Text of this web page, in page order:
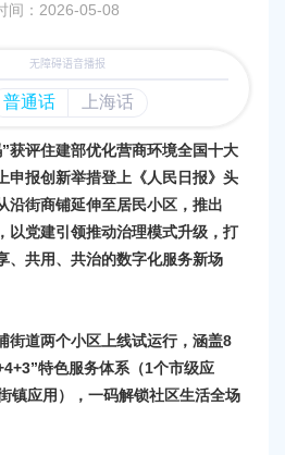
间：2026-05-08
获评住建部优化营商环境全国十大
申报创新举措登上《人民日报》头
沿街商铺延伸至居民小区， 推出
以党建引领推动治理模式升级， 打
、共用、共治的数字化服务新场
街道两个小区上线试运行，涵盖8
特色服务体系（1个市级应
镇应用），一码解锁社区生活全场